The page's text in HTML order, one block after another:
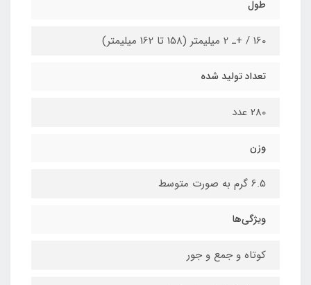
طول
160 / +ـ 2 میلیمتر (158 تا 162 میلیمتر)
تعداد تولید شده
280 عدد
وزن
6.5 گرم به صورت متوسط
ویژگی‌ها
کوتاه و جمع و جور